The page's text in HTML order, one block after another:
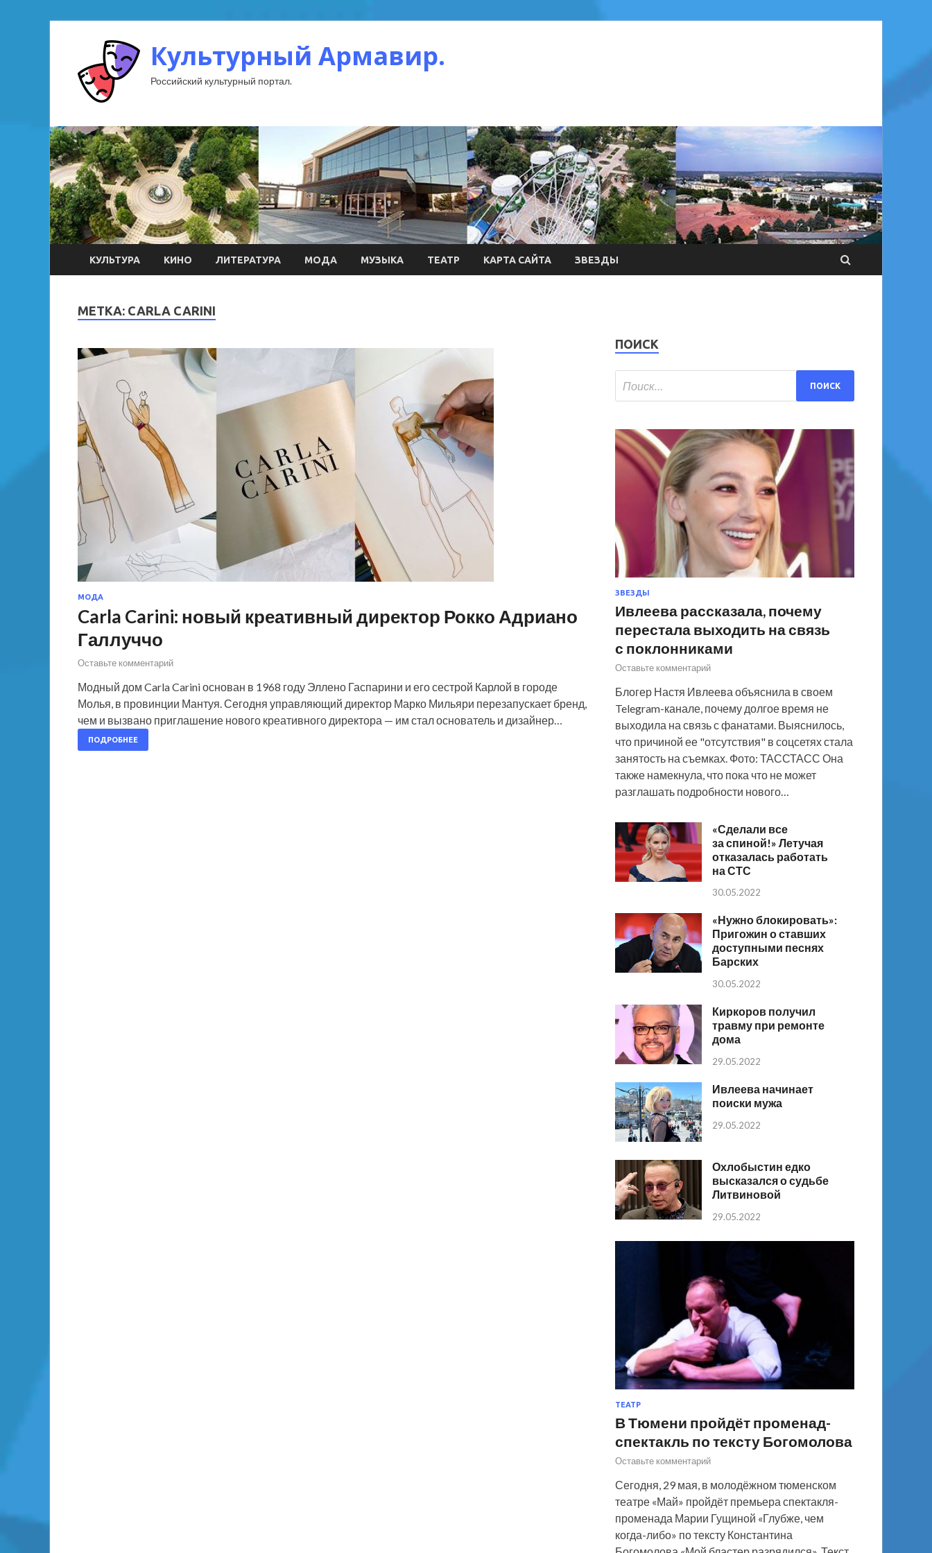
Культурный Армавир.
Российский культурный портал.
КУЛЬТУРА КИНО ЛИТЕРАТУРА МОДА МУЗЫКА ТЕАТР КАРТА САЙТА ЗВЕЗДЫ
МЕТКА: CARLA CARINI
МОДА
Carla Carini: новый креативный директор Рокко Адриано
Галлуччо
Оставьте комментарий
Модный дом Carla Carini основан в 1968 году Эллено Гаспарини и его сестрой Карлой в городе
Молья, в провинции Мантуя. Сегодня управляющий директор Марко Мильяри перезапускает бренд,
чем и вызвано приглашение нового креативного директора — им стал основатель и дизайнер…
ПОДРОБНЕЕ
ПОИСК
ЗВЕЗДЫ
Ивлеева рассказала, почему
перестала выходить на связь
с поклонниками
Оставьте комментарий
Блогер Настя Ивлеева объяснила в своем
Telegram-канале, почему долгое время не
выходила на связь с фанатами. Выяснилось,
что причиной ее "отсутствия" в соцсетях стала
занятость на съемках. Фото: ТАССТАСС Она
также намекнула, что пока что не может
разглашать подробности нового…
«Сделали все
за спиной!» Летучая
отказалась работать
на СТС
30.05.2022
«Нужно блокировать»:
Пригожин о ставших
доступными песнях
Барских
30.05.2022
Киркоров получил
травму при ремонте
дома
29.05.2022
Ивлеева начинает
поиски мужа
29.05.2022
Охлобыстин едко
высказался о судьбе
Литвиновой
29.05.2022
ТЕАТР
В Тюмени пройдёт променад-
спектакль по тексту Богомолова
Оставьте комментарий
Сегодня, 29 мая, в молодёжном тюменском
театре «Май» пройдёт премьера спектакля-
променада Марии Гущиной «Глубже, чем
когда-либо» по тексту Константина